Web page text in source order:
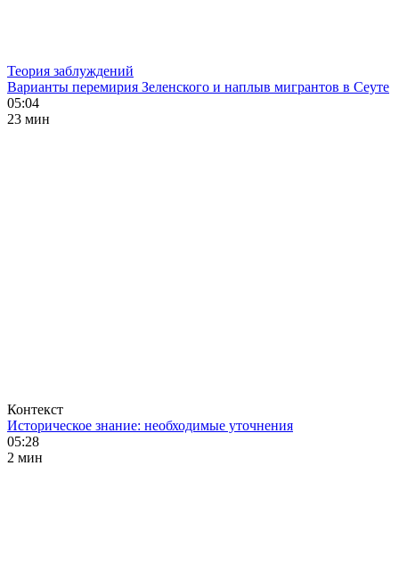
Теория заблуждений
Варианты перемирия Зеленского и наплыв мигрантов в Сеуте
05:04
23 мин
Контекст
Историческое знание: необходимые уточнения
05:28
2 мин